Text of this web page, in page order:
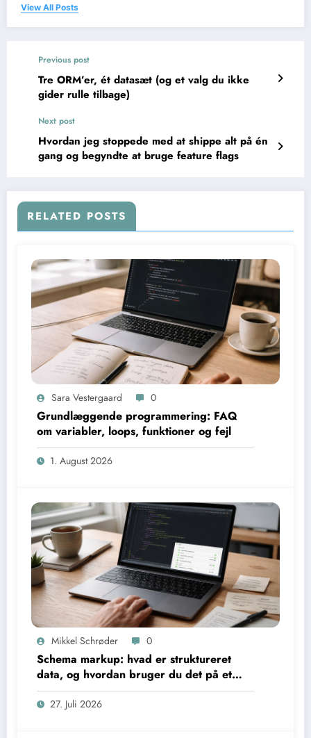
View All Posts
Previous post
Tre ORM’er, ét datasæt (og et valg du ikke
gider rulle tilbage)
Next post
Hvordan jeg stoppede med at shippe alt på én
gang og begyndte at bruge feature flags
RELATED POSTS
Sara Vestergaard 0
Grundlæggende programmering: FAQ
om variabler, loops, funktioner og fejl
1. August 2026
Mikkel Schrøder 0
Schema markup: hvad er struktureret
data, og hvordan bruger du det på et
website?
27. Juli 2026